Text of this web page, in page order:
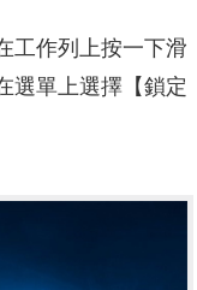
工作列上按一下滑
選單上選擇【鎖定